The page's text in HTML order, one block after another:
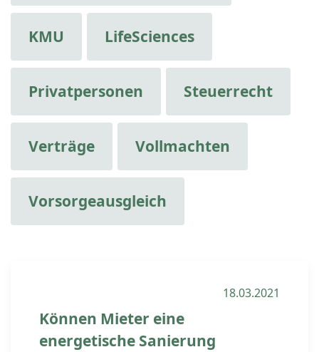
KMU LifeSciences
Privatpersonen Steuerrecht
Verträge Vollmachten
Vorsorgeausgleich
18.03.2021
Können Mieter eine
energetische Sanierung